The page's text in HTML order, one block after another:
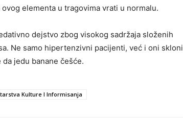
elementa u tragovima vrati u normalu.
dejstvo zbog visokog sadržaja složenih
Ne samo hipertenzivni pacijenti, već i oni skloni
jedu banane češće.
Kulture I Informisanja